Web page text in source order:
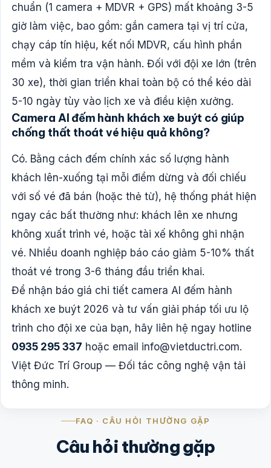
chuẩn (1 camera + MDVR + GPS) mất khoảng 3-5
giờ làm việc, bao gồm: gắn camera tại vị trí cửa,
chạy cáp tín hiệu, kết nối MDVR, cấu hình phần
mềm và kiểm tra vận hành. Đối với đội xe lớn (trên
30 xe), thời gian triển khai toàn bộ có thể kéo dài
5-10 ngày tùy vào lịch xe và điều kiện xưởng.
Camera AI đếm hành khách xe buýt có giúp
chống thất thoát vé hiệu quả không?
Có. Bằng cách đếm chính xác số lượng hành
khách lên-xuống tại mỗi điểm dừng và đối chiếu
với số vé đã bán (hoặc thẻ từ), hệ thống phát hiện
ngay các bất thường như: khách lên xe nhưng
không xuất trình vé, hoặc tài xế không ghi nhận
vé. Nhiều doanh nghiệp báo cáo giảm 5-10% thất
thoát vé trong 3-6 tháng đầu triển khai.
Để nhận báo giá chi tiết camera AI đếm hành
khách xe buýt 2026 và tư vấn giải pháp tối ưu lộ
trình cho đội xe của bạn, hãy liên hệ ngay hotline
0935 295 337 hoặc email info@vietductri.com.
Việt Đức Trí Group — Đối tác công nghệ vận tải
thông minh.
FAQ · CÂU HỎI THƯỜNG GẶP
Câu hỏi thường gặp